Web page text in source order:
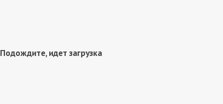
Подождите, идет загрузка